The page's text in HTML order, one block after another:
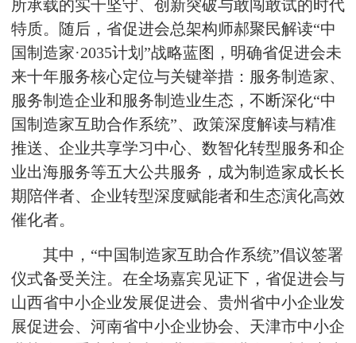
所承载的实干坚守、创新突破与敢闯敢试的时代
特质。随后，省促进会总架构师郝聚民解读“中
国制造家·2035计划”战略蓝图，明确省促进会未
来十年服务核心定位与关键举措：服务制造家、
服务制造企业和服务制造业生态，不断深化“中
国制造家互助合作系统”、政策深度解读与精准
推送、企业共享学习中心、数智化转型服务和企
业出海服务等五大公共服务，成为制造家成长长
期陪伴者、企业转型深度赋能者和生态演化高效
催化者。
其中，“中国制造家互助合作系统”倡议签署
仪式备受关注。在全场嘉宾见证下，省促进会与
山西省中小企业发展促进会、贵州省中小企业发
展促进会、河南省中小企业协会、天津市中小企